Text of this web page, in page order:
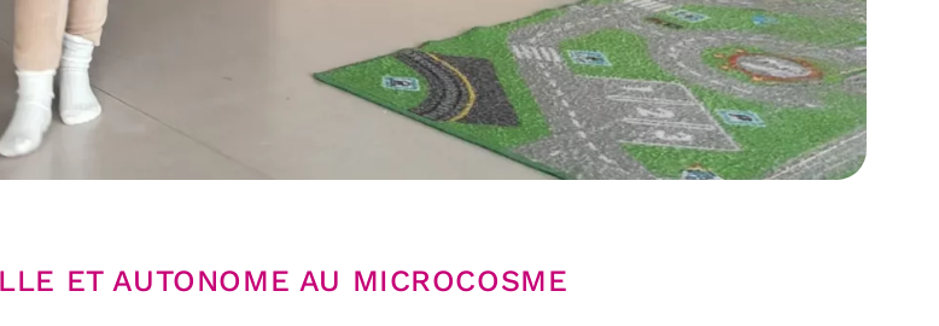
ET AUTONOME AU MICROCOSME